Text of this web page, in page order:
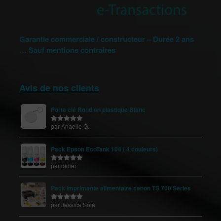
Garantie commerciale / constructeur – Durée 2 ans
… Sauf mentions contraires
Avis de nos clients
Porte clé Rond en plastique Blanc
Note5sur
par Anaelle G.
Pack Epson EcoTank 104 ( 4 couleurs)
Note 5sur
par didier
Pack imprimante alimentaire canon TS 700 Series
Note5sur
par Jessica Solé